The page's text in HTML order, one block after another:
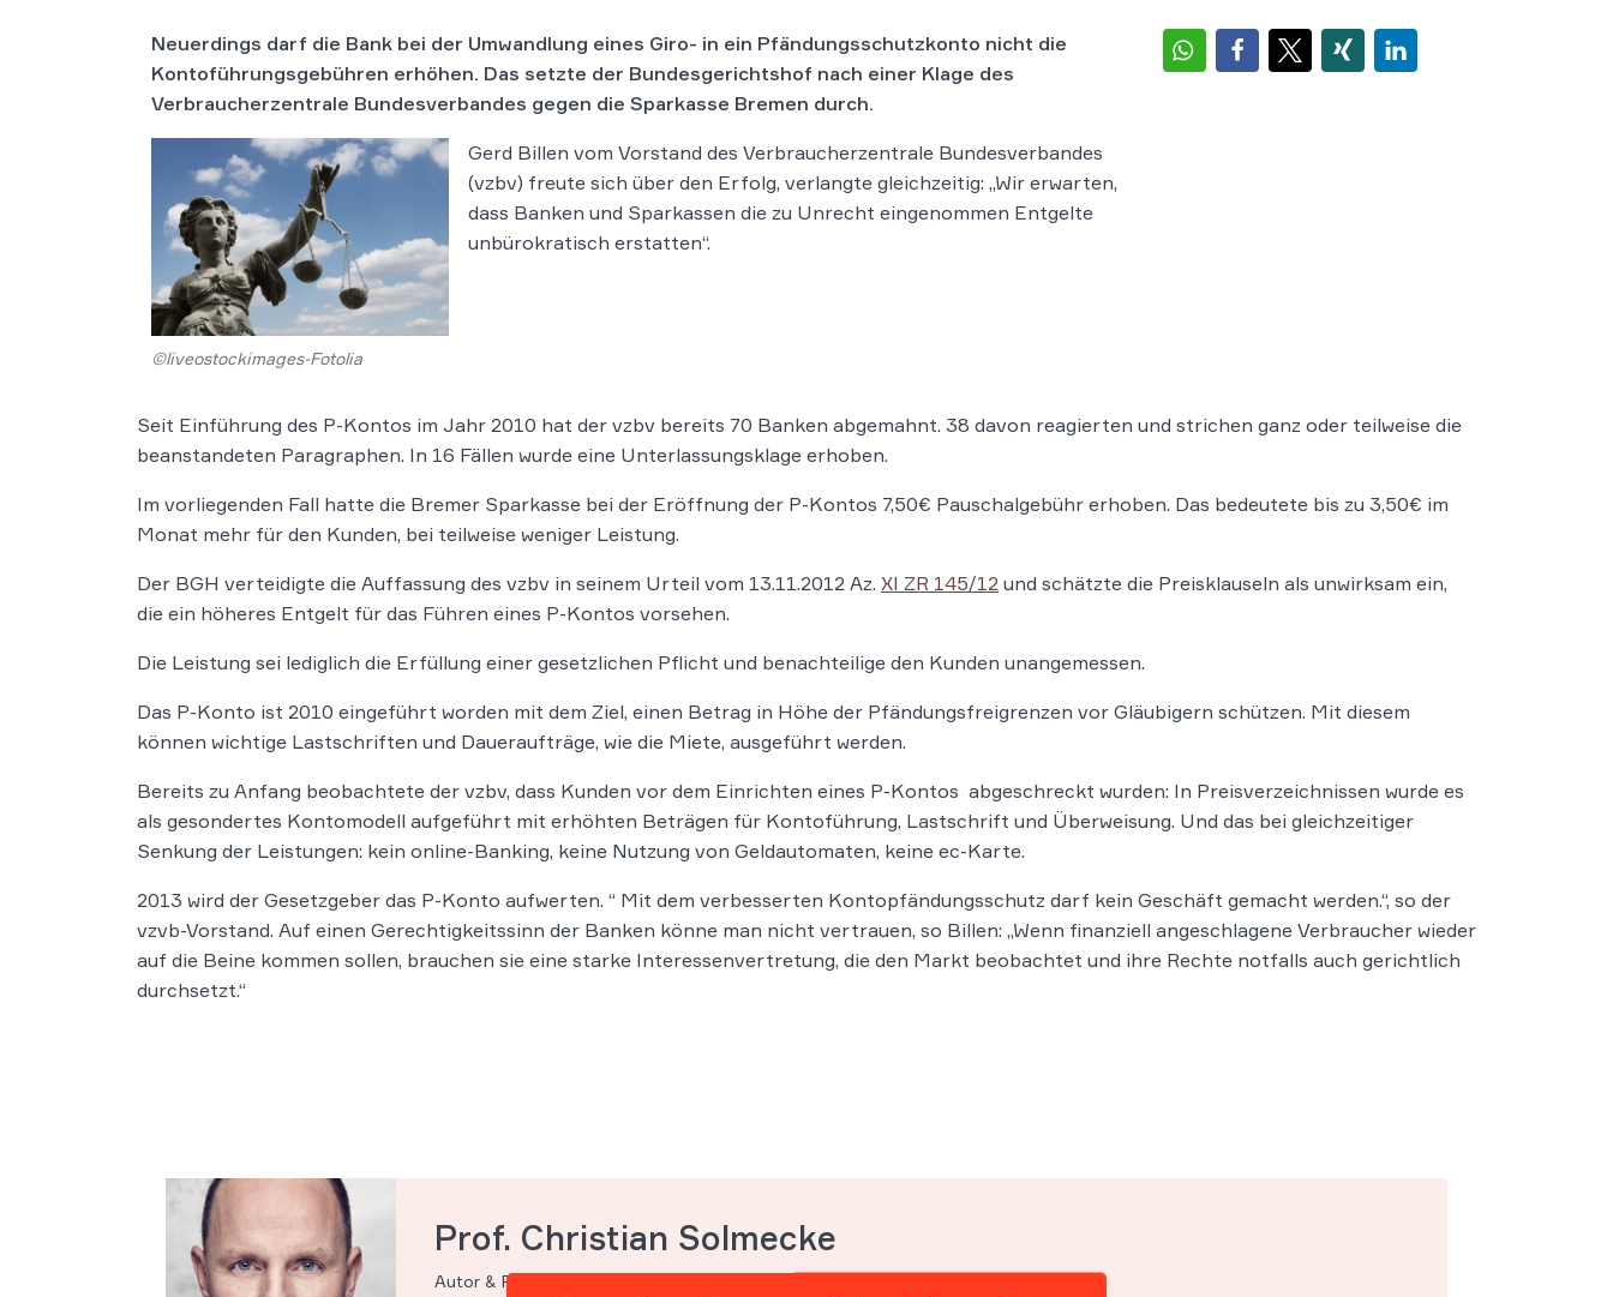
Neuerdings darf die Bank bei der Umwandlung eines Giro- in ein Pfändungsschutzkonto nicht die
Kontoführungsgebühren erhöhen. Das setzte der Bundesgerichtshof nach einer Klage des
Verbraucherzentrale Bundesverbandes gegen die Sparkasse Bremen durch.
©liveostockimages-Fotolia
Gerd Billen vom Vorstand des Verbraucherzentrale Bundesverbandes
(vzbv) freute sich über den Erfolg, verlangte gleichzeitig: „Wir erwarten,
dass Banken und Sparkassen die zu Unrecht eingenommen Entgelte
unbürokratisch erstatten“.
Seit Einführung des P-Kontos im Jahr 2010 hat der vzbv bereits 70 Banken abgemahnt. 38 davon reagierten und strichen ganz oder teilweise die
beanstandeten Paragraphen. In 16 Fällen wurde eine Unterlassungsklage erhoben.
Im vorliegenden Fall hatte die Bremer Sparkasse bei der Eröffnung der P-Kontos 7,50€ Pauschalgebühr erhoben. Das bedeutete bis zu 3,50€ im
Monat mehr für den Kunden, bei teilweise weniger Leistung.
Der BGH verteidigte die Auffassung des vzbv in seinem Urteil vom 13.11.2012 Az. XI ZR 145/12 und schätzte die Preisklauseln als unwirksam ein,
die ein höheres Entgelt für das Führen eines P-Kontos vorsehen.
Die Leistung sei lediglich die Erfüllung einer gesetzlichen Pflicht und benachteilige den Kunden unangemessen.
Das P-Konto ist 2010 eingeführt worden mit dem Ziel, einen Betrag in Höhe der Pfändungsfreigrenzen vor Gläubigern schützen. Mit diesem
können wichtige Lastschriften und Daueraufträge, wie die Miete, ausgeführt werden.
Bereits zu Anfang beobachtete der vzbv, dass Kunden vor dem Einrichten eines P-Kontos abgeschreckt wurden: In Preisverzeichnissen wurde es
als gesondertes Kontomodell aufgeführt mit erhöhten Beträgen für Kontoführung, Lastschrift und Überweisung. Und das bei gleichzeitiger
Senkung der Leistungen: kein online-Banking, keine Nutzung von Geldautomaten, keine ec-Karte.
2013 wird der Gesetzgeber das P-Konto aufwerten. “ Mit dem verbesserten Kontopfändungsschutz darf kein Geschäft gemacht werden.“, so der
vzvb-Vorstand. Auf einen Gerechtigkeitssinn der Banken könne man nicht vertrauen, so Billen: „Wenn finanziell angeschlagene Verbraucher wieder
auf die Beine kommen sollen, brauchen sie eine starke Interessenvertretung, die den Markt beobachtet und ihre Rechte notfalls auch gerichtlich
durchsetzt.“
Prof. Christian Solmecke
Autor & Partner WBS.LEGAL